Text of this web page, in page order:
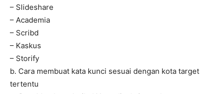
– Slideshare
– Academia
– Scribd
– Kaskus
– Storify
b. Cara membuat kata kunci sesuai dengan kota target
tertentu